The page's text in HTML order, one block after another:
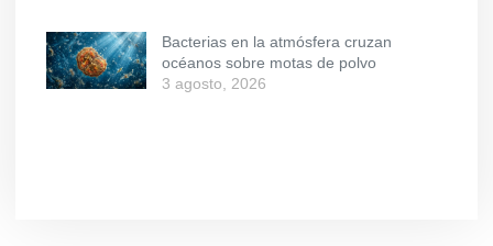
Bacterias en la atmósfera cruzan
océanos sobre motas de polvo
3 agosto, 2026